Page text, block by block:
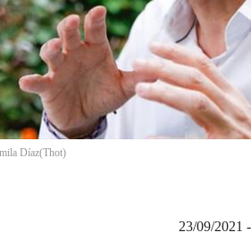
Díaz(Thot)
23/09/2021